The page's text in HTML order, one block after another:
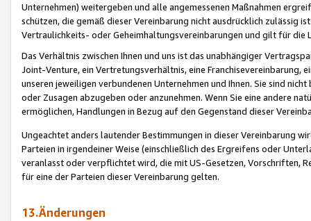
Unternehmen) weitergeben und alle angemessenen Maßnahmen
schützen, die gemäß dieser Vereinbarung nicht ausdrücklich zulässig
Vertraulichkeits- oder Geheimhaltungsvereinbarungen und gilt für die
Das Verhältnis zwischen Ihnen und uns ist das unabhängiger
Joint-Venture, ein Vertretungsverhältnis, eine Franchisevereinbarung,
unseren jeweiligen verbundenen Unternehmen und Ihnen. Sie sind
oder Zusagen abzugeben oder anzunehmen. Wenn Sie eine andere
ermöglichen, Handlungen in Bezug auf den Gegenstand dieser
Ungeachtet anders lautender Bestimmungen in dieser Vereinbarung
Parteien in irgendeiner Weise (einschließlich des Ergreifens oder
veranlasst oder verpflichtet wird, die mit US-Gesetzen, Vorschriften,
für eine der Parteien dieser Vereinbarung gelten.
13.Änderungen